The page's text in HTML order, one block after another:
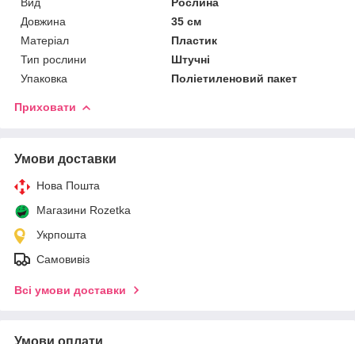
Довжина
35 см
Матеріал
Пластик
Тип рослини
Штучні
Упаковка
Поліетиленовий пакет
Приховати
Умови доставки
Нова Пошта
Магазини Rozetka
Укрпошта
Самовивіз
Всі умови доставки
Умови оплати